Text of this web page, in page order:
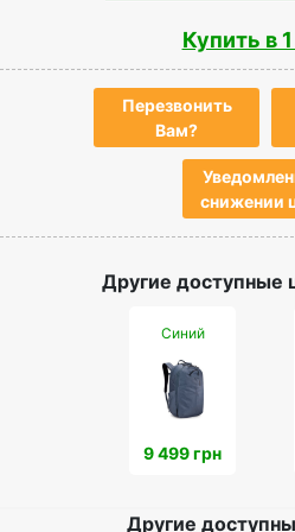
Купить в
Перезвонить
Вам?
снижении
Другие доступные
Синий
9 499 грн
Другие